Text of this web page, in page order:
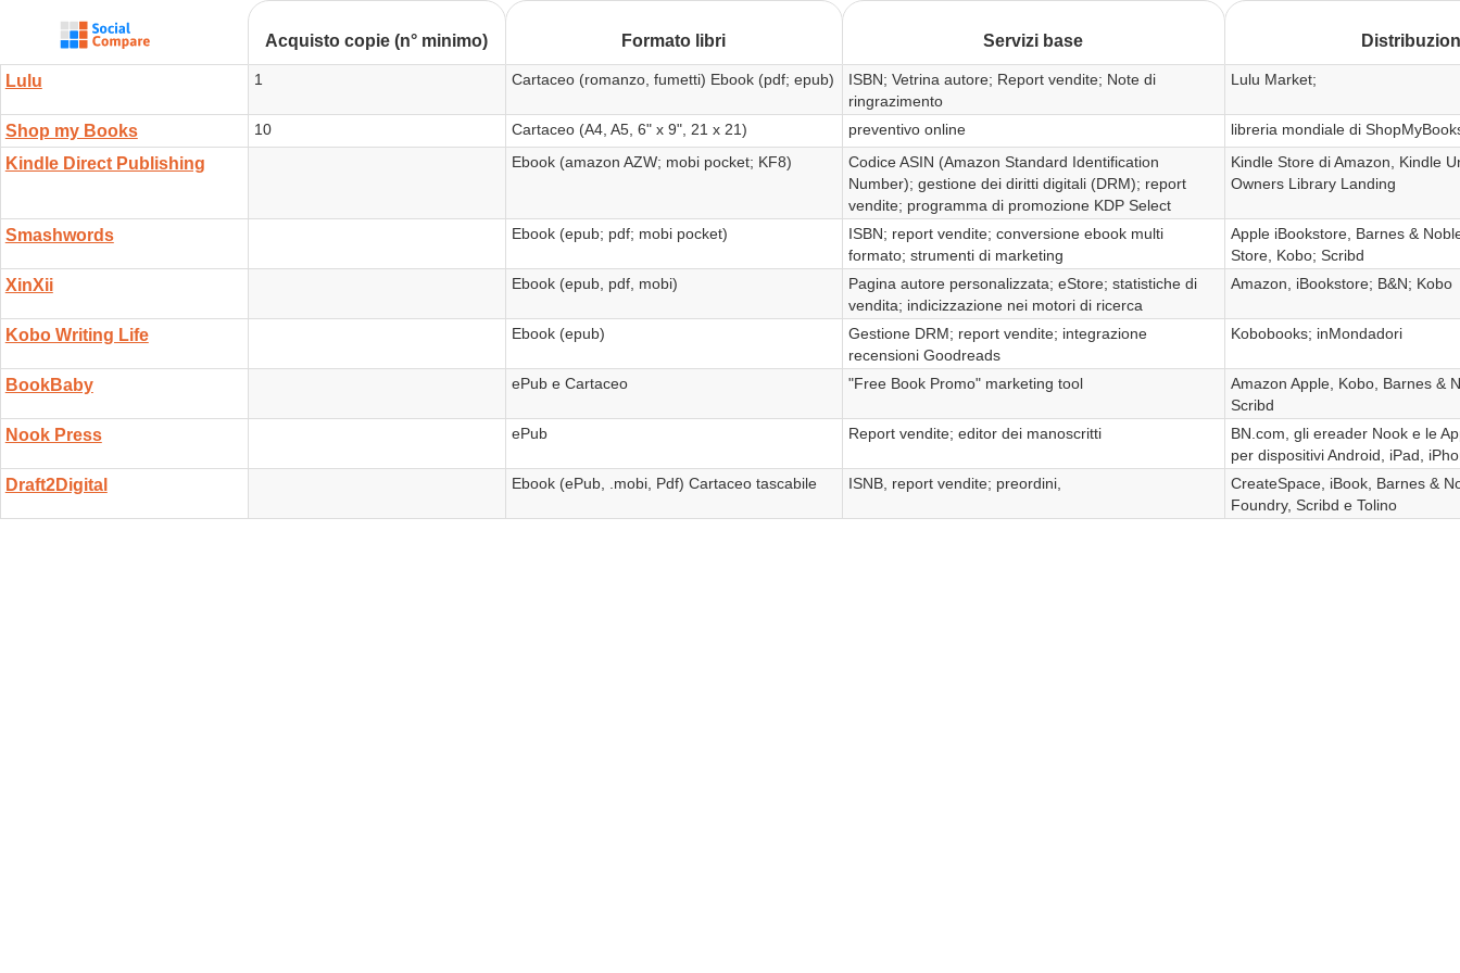
Acquisto copie (n° minimo) Formato libri Servizi base
Lulu 1 Cartaceo (romanzo, fumetti) Ebook (pdf; epub)
ISBN; Vetrina autore; Report vendite; Note di
ringrazimento
Lulu Market;
Shop my Books 10 Cartaceo (A4, A5, 6" x 9", 21 x 21) preventivo online libreria mondiale di
Kindle Direct Publishing Ebook (amazon AZW; mobi pocket; KF8)
Codice ASIN (Amazon Standard Identification
Number); gestione dei diritti digitali (DRM); report
vendite; programma di promozione KDP Select
Kindle Store di Amazon, Kindle
Owners Library Landing
Smashwords Ebook (epub; pdf; mobi pocket)
ISBN; report vendite; conversione ebook multi
formato; strumenti di marketing
Apple iBookstore, Barnes &
Store, Kobo; Scribd
XinXii Ebook (epub, pdf, mobi)
Pagina autore personalizzata; eStore; statistiche di
vendita; indicizzazione nei motori di ricerca
Amazon, iBookstore; B&N; Kobo
Kobo Writing Life Ebook (epub)
Gestione DRM; report vendite; integrazione
recensioni Goodreads
Kobobooks; inMondadori
BookBaby ePub e Cartaceo "Free Book Promo" marketing tool
Amazon Apple, Kobo, Barnes &
Scribd
Nook Press ePub Report vendite; editor dei manoscritti
BN.com, gli ereader Nook e le
per dispositivi Android, iPad,
Draft2Digital Ebook (ePub, .mobi, Pdf) Cartaceo tascabile ISNB, report vendite; preordini,
CreateSpace, iBook, Barnes &
Foundry, Scribd e Tolino